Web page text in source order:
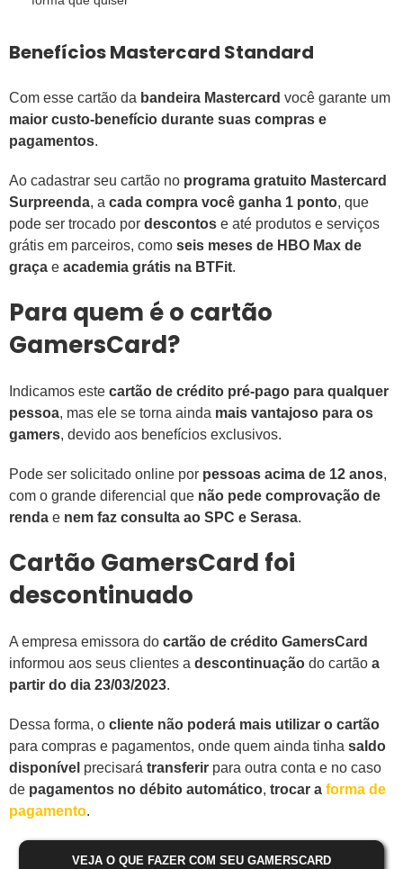
Benefícios Mastercard Standard
Com esse cartão da bandeira Mastercard você garante um
maior custo-benefício durante suas compras e
pagamentos.
Ao cadastrar seu cartão no programa gratuito Mastercard
Surpreenda, a cada compra você ganha 1 ponto, que
pode ser trocado por descontos e até produtos e serviços
grátis em parceiros, como seis meses de HBO Max de
graça e academia grátis na BTFit.
Para quem é o cartão
GamersCard?
Indicamos este cartão de crédito pré-pago para qualquer
pessoa, mas ele se torna ainda mais vantajoso para os
gamers, devido aos benefícios exclusivos.
Pode ser solicitado online por pessoas acima de 12 anos,
com o grande diferencial que não pede comprovação de
renda e nem faz consulta ao SPC e Serasa.
Cartão GamersCard foi
descontinuado
A empresa emissora do cartão de crédito GamersCard
informou aos seus clientes a descontinuação do cartão a
partir do dia 23/03/2023.
Dessa forma, o cliente não poderá mais utilizar o cartão
para compras e pagamentos, onde quem ainda tinha saldo
disponível precisará transferir para outra conta e no caso
de pagamentos no débito automático, trocar a forma de
pagamento.
VEJA O QUE FAZER COM SEU GAMERSCARD